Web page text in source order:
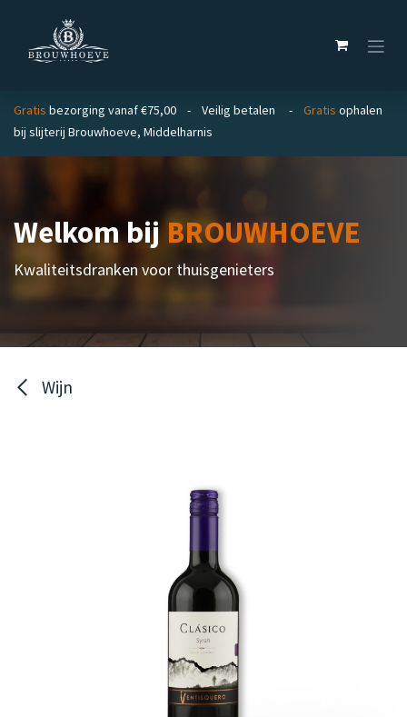
Gratis bezorging vanaf €75,00 - Veilig betalen - Gratis ophalen
bij slijterij Brouwhoeve, Middelharnis
Welkom bijBROUWHOEVE
Kwaliteitsdranken voor thuisgenieters
Wijn